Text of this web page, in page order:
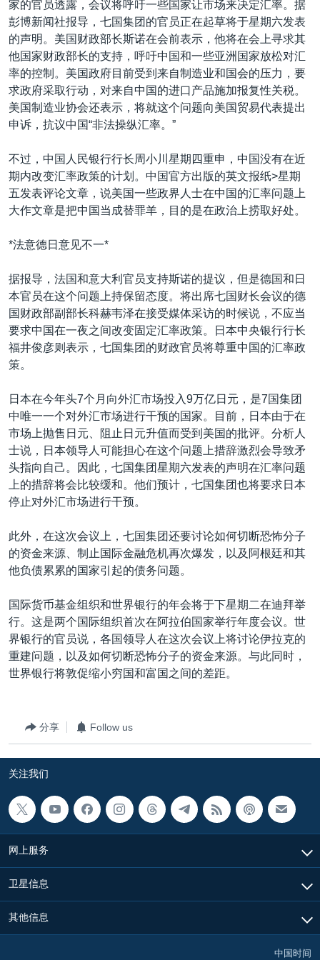
转
到
检
索
欧洲
非洲
美洲
全球议题
科教·文娱·体健
军事
劳工
环境
白宫要闻
国会报道
美中关系
美国建国250周年
埃博拉疫情
美国之音专访
重要讲话与声明
台海两岸关系
南中国海争端
GEN Z 看美国
VOA视频
VOA今日焦点
中文广播
关注我们
其他语言网站
家的官员透露，会议将呼吁一些国家让市场来决定汇率。据
彭博新闻社报导，七国集团的官员正在起草将于星期六发表
的声明。美国财政部长斯诺在会前表示，他将在会上寻求其
他国家财政部长的支持，呼吁中国和一些亚洲国家放松对汇
率的控制。美国政府目前受到来自制造业和国会的压力，要
求政府采取行动，对来自中国的进口产品施加报复性关税。
美国制造业协会还表示，将就这个问题向美国贸易代表提出
申诉，抗议中国“非法操纵汇率。”
不过，中国人民银行行长周小川星期四重申，中国没有在近
期内改变汇率政策的计划。中国官方出版的英文报纸>星期
五发表评论文章，说美国一些政界人士在中国的汇率问题上
大作文章是把中国当成替罪羊，目的是在政治上捞取好处。
*法意德日意见不一*
据报导，法国和意大利官员支持斯诺的提议，但是德国和日
本官员在这个问题上持保留态度。将出席七国财长会议的德
国财政部副部长科赫韦泽在接受媒体采访的时候说，不应当
要求中国在一夜之间改变固定汇率政策。日本中央银行行长
福井俊彦则表示，七国集团的财政官员将尊重中国的汇率政
策。
日本在今年头7个月向外汇市场投入9万亿日元，是7国集团
中唯一一个对外汇市场进行干预的国家。目前，日本由于在
市场上抛售日元、阻止日元升值而受到美国的批评。分析人
士说，日本领导人可能担心在这个问题上措辞激烈会导致矛
头指向自己。因此，七国集团星期六发表的声明在汇率问题
上的措辞将会比较缓和。他们预计，七国集团也将要求日本
停止对外汇市场进行干预。
此外，在这次会议上，七国集团还要讨论如何切断恐怖分子
的资金来源、制止国际金融危机再次爆发，以及阿根廷和其
他负债累累的国家引起的债务问题。
国际货币基金组织和世界银行的年会将于下星期二在迪拜举
行。这是两个国际组织首次在阿拉伯国家举行年度会议。世
界银行的官员说，各国领导人在这次会议上将讨论伊拉克的
重建问题，以及如何切断恐怖分子的资金来源。与此同时，
世界银行将敦促缩小穷国和富国之间的差距。
分享 Follow us
关注我们
网上服务
卫星信息
其他信息
中国时间